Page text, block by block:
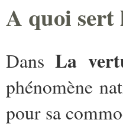
A quoi sert
DansLa
phénomène
pour sa